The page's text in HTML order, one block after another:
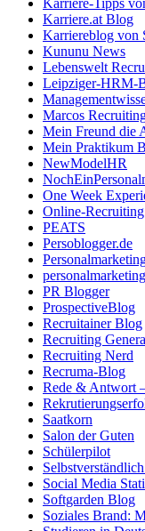
Karriere-Tipps
Karriere.at Blog
Karriereblog von
Kununu News
Lebenswelt
Leipziger-HRM-
Marcos
Mein Freund die
Mein Praktikum
NewModelHR
One Week
Online-
PEATS
Persoblogger.de
PR Blogger
ProspectiveBlog
Recruitainer Blog
Recruiting
Recruiting Nerd
Recruma-Blog
Rede & Antwort
Saatkorn
Salon der Guten
Schülerpilot
Social Media
Softgarden Blog
Soziales Brand: